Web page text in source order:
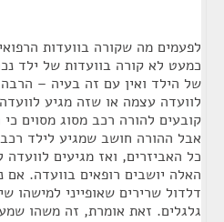
לפעמים מה שקורה בוועדות
כמעט לא קורה בוועדות של ילד
של הילד ואין עם זה בעיה –
לוועדה עצמה או שזה מגיע
קובעים להורה רכב מסוג מסוים
אבל ההורה חושב שמגיע לילד
כל האביזרים, ואז מגיעים
האלה יושבים רופאים בוועדה. אם
דלדול שרירים שאופייני למישהו
גלגלים. זאת אומרת, זה משהו